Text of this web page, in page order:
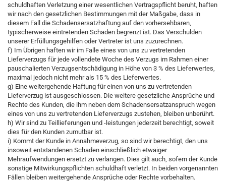
schuldhaften Verletzung einer wesentlichen Vertragspflicht beruht, haften
wir nach den gesetzlichen Bestimmungen mit der Maßgabe, dass in
diesem Fall die Schadensersatzhaftung auf den vorhersehbaren,
typischerweise eintretenden Schaden begrenzt ist. Das Verschulden
unserer Erfüllungsgehilfen oder Vertreter ist uns zuzurechnen.
f) Im Übrigen haften wir im Falle eines von uns zu vertretenden
Lieferverzugs für jede vollendete Woche des Verzugs im Rahmen einer
pauschalierten Verzugsentschädigung in Höhe von 3 % des Lieferwertes,
maximal jedoch nicht mehr als 15 % des Lieferwertes.
g) Eine weitergehende Haftung für einen von uns zu vertretenden
Lieferverzug ist ausgeschlossen. Die weitere gesetzliche Ansprüche und
Rechte des Kunden, die ihm neben dem Schadensersatzanspruch wegen
eines von uns zu vertretenden Lieferverzugs zustehen, bleiben unberührt.
h) Wir sind zu Teillieferungen und -leistungen jederzeit berechtigt, soweit
dies für den Kunden zumutbar ist.
i) Kommt der Kunde in Annahmeverzug, so sind wir berechtigt, den uns
insoweit entstandenen Schaden einschließlich etwaiger
Mehraufwendungen ersetzt zu verlangen. Dies gilt auch, sofern der Kunde
sonstige Mitwirkungspflichten schuldhaft verletzt. In beiden vorgenannten
Fällen bleiben weitergehende Ansprüche oder Rechte vorbehalten.